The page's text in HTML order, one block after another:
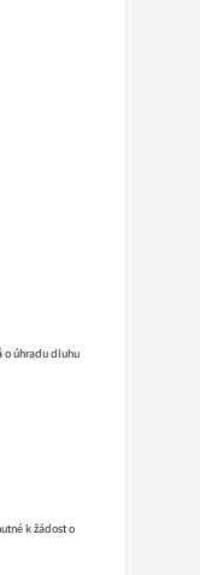
o úhradu dluhu
k žádost o